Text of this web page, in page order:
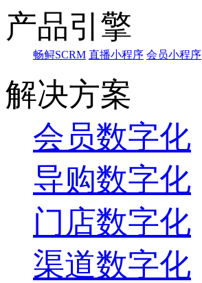
产品引擎
畅鲟SCRM 直播小程序 会员小程序
解决方案
会员数字化
导购数字化
门店数字化
渠道数字化